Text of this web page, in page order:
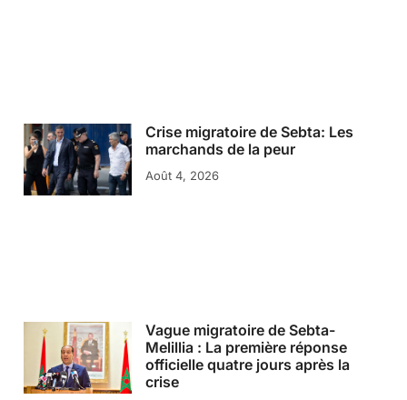
Crise migratoire de Sebta: Les
marchands de la peur
Août 4, 2026
Vague migratoire de Sebta-
Melillia : La première réponse
officielle quatre jours après la
crise